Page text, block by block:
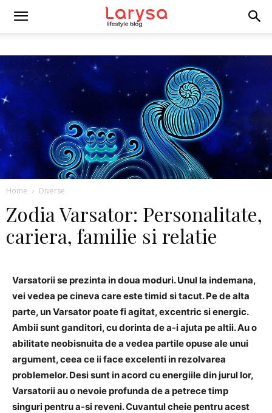
Home Diverse
Zodia Varsator: Personalitate,
cariera, familie si relatie
Varsatorii se prezinta in doua moduri. Unul la indemana,
vei vedea pe cineva care este timid si tacut. Pe de alta
parte, un Varsator poate fi agitat, excentric si energic.
Ambii sunt ganditori, cu dorinta de a-i ajuta pe altii. Au o
abilitate neobisnuita de a vedea partile opuse ale unui
argument, ceea ce ii face excelenti in rezolvarea
problemelor. Desi sunt in acord cu energiile din jurul lor,
Varsatorii au o nevoie profunda de a petrece timp
singuri pentru a-si reveni. Cuvantul cheie pentru acest